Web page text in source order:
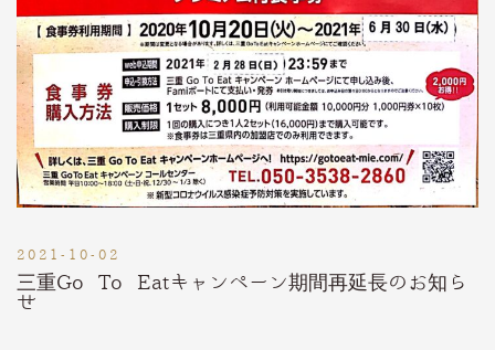
2021-10-02
三重Go To Eatキャンペーン期間再延長のお知ら
せ